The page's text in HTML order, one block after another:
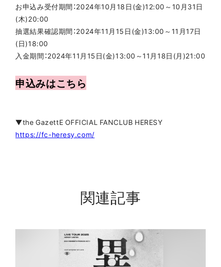
お申込み受付期間：2024年10月18日(金)12:00～10月31日
(木)20:00
抽選結果確認期間：2024年11月15日(金)13:00～11月17日
(日)18:00
入金期間：2024年11月15日(金)13:00～11月18日(月)21:00
申込みはこちら
▼the GazettE OFFICIAL FANCLUB HERESY
https://fc-heresy.com/
関連記事